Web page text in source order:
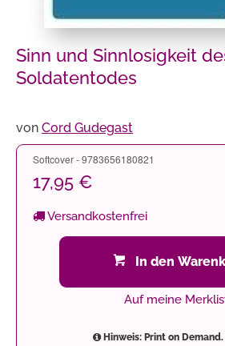
Sinn und Sinnlosigkeit
Soldatentodes
von Cord Gudegast
Softcover - 9783656180821
17,95 €
Versandkostenfrei
In den
Auf meine
Hinweis: Print on